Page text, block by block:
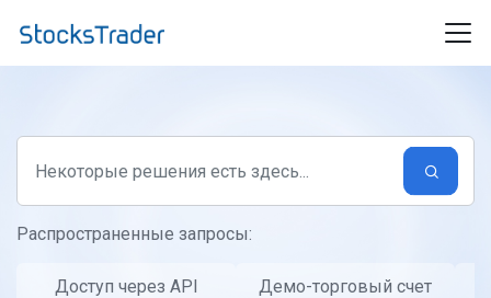
Распространенные запросы:
Доступ через API
Демо-торговый счет